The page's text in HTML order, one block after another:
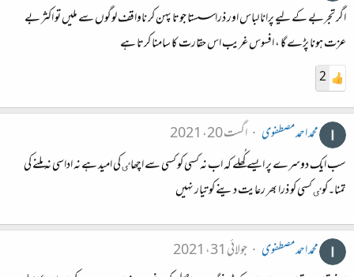
اگر تجربے کے لیے پرانا لباس اور ذرا سستا جوتا پہن کر ناواقف لوگوں سے ملیں تو اکثر بے
عزت ہونا پڑے گا ، افسوس غریب اس حقارت کا سامنا کرتا ہے
2
محمد احمد مصطفوی
اگست 20، 2021
سب ایک دوسرے پر ایسے کُھلے کہ اب نہ کسی کو کسی سے اچھاٸ کی امید ہے نہ اداسی نہ ملنے کی
تمنا۔کوٸ کسی کو ذرا بھر رعایت دینے کو تیار نہیں
محمد احمد مصطفوی
جولائی 31، 2021